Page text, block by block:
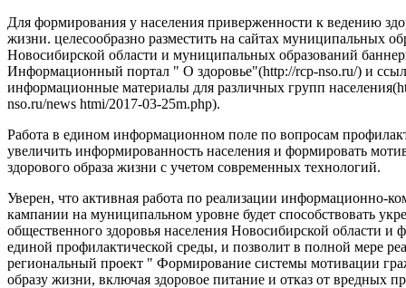
Для формирования у населения приверженности к ведению
жизни. целесообразно разместить на сайтах муниципальных
Новосибирской области и муниципальных образований
Информационный портал " О здоровье"(http://rcp-nso.ru/) и
информационные материалы для различных групп
nso.ru/news htmi/2017-03-25m.php).
Работа в едином информационном поле по вопросам
увеличить информированность населения и формировать
здорового образа жизни с учетом современных технологий.
Уверен, что активная работа по реализации информационно-
кампании на муниципальном уровне будет способствовать
общественного здоровья населения Новосибирской области и
единой профилактической среды, и позволит в полной мере
региональный проект " Формирование системы мотивации
образу жизни, включая здоровое питание и отказ от вредных